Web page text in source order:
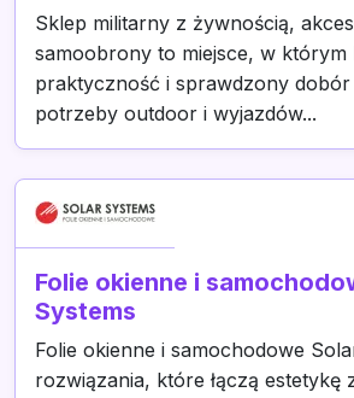
Sklep militarny z żywnością,
samoobrony to miejsce, w którym
praktyczność i sprawdzony
potrzeby outdoor i wyjazdów...
Folie okienne i
Systems
Folie okienne i samochodowe
rozwiązania, które łączą estetykę